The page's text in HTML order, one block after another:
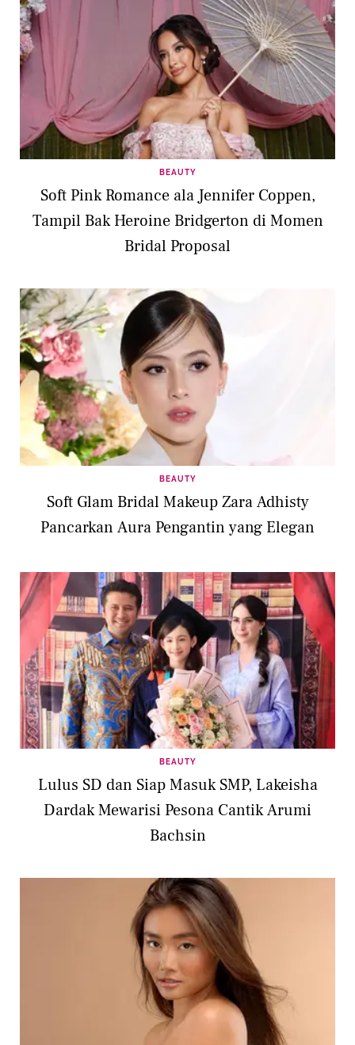
BEAUTY
Soft Pink Romance ala Jennifer Coppen,
Tampil Bak Heroine Bridgerton di Momen
Bridal Proposal
BEAUTY
Soft Glam Bridal Makeup Zara Adhisty
Pancarkan Aura Pengantin yang Elegan
BEAUTY
Lulus SD dan Siap Masuk SMP, Lakeisha
Dardak Mewarisi Pesona Cantik Arumi
Bachsin